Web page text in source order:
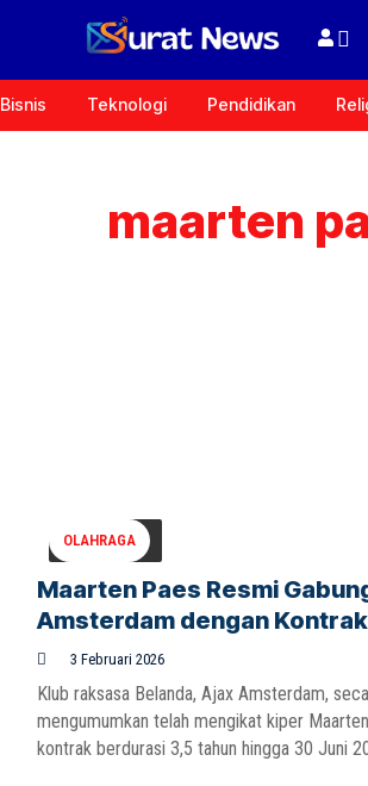
Bisnis Teknologi Pendidikan
maarten
OLAHRAGA
Maarten Paes Resmi
Amsterdam dengan
3 Februari 2026
Klub raksasa Belanda, Ajax Amsterdam,
mengumumkan telah mengikat kiper
kontrak berdurasi 3,5 tahun hingga 30 Juni